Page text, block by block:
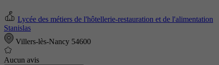
Lycée des métiers de l'hôtellerie-restauration et de l'alimentation
Stanislas
Villers-lès-Nancy 54600
Aucun avis